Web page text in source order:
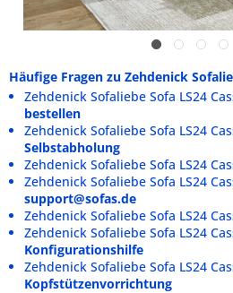
Häufige Fragen zu Zehdenick
Zehdenick Sofaliebe Sofa LS24
bestellen
Zehdenick Sofaliebe Sofa LS24
Selbstabholung
Zehdenick Sofaliebe Sofa LS24
Zehdenick Sofaliebe Sofa LS24
support@sofas.de
Zehdenick Sofaliebe Sofa LS24
Zehdenick Sofaliebe Sofa LS24
Konfigurationshilfe
Zehdenick Sofaliebe Sofa LS24
Kopfstützenvorrichtung